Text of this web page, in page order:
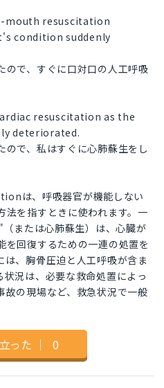
mouth resuscitation
condition suddenly
ので、すぐに口対口の人工呼吸
resuscitation as the
deteriorated.
ので、私はすぐに心肺蘇生をし
は、呼吸器官が機能しない
法を指すときに使われます。一
たは心肺蘇生）は、心臓が
を回復するための一連の処置を
、胸骨圧迫と人工呼吸が含ま
況は、必要な救命処置によっ
故の現場など、救急状況で一般
った ｜ 0